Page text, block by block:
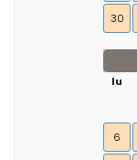
30
lu
6